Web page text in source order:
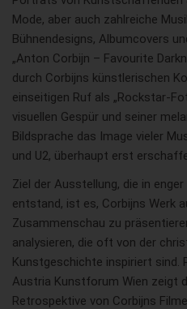
Mode, aber auch zahlreiche
Bühnendesigns, Albumcovers
„Anton Corbijn – Favourite
durch Corbijns künstlerischen
einseitigen Ruf als „Rockstar-
visuellen Gespür und seiner
Bildsprache das Image vieler
und U2, überhaupt erst
Ziel der Ausstellung, die in
entstand, ist es, Corbijns Werk
Zusammenschau zu
analysieren, die oft von der
Kunstgeschichte inspiriert sind.
Austria Kunstforum Wien zeigt
Retrospektive von Corbijns